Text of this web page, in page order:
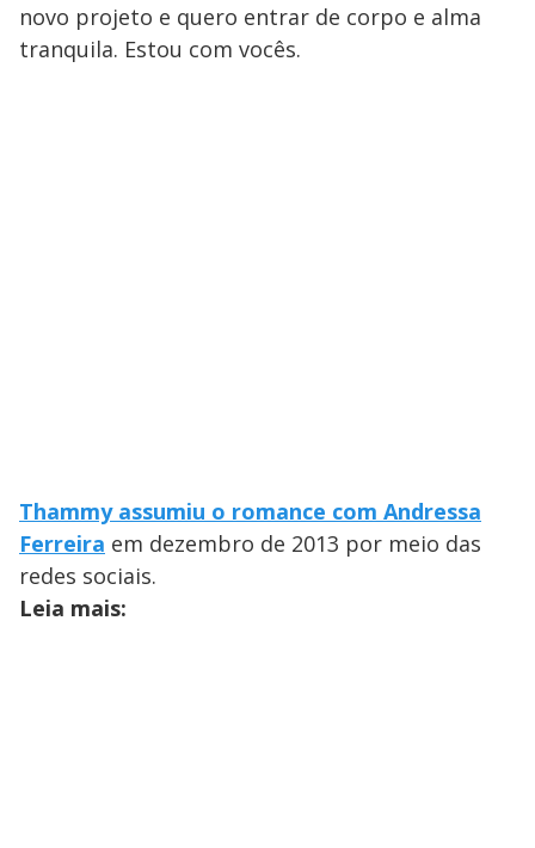
novo projeto e quero entrar de corpo e alma
tranquila. Estou com vocês.
Thammy assumiu o romance com Andressa
Ferreira em dezembro de 2013 por meio das
redes sociais.
Leia mais: